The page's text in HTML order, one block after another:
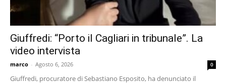
Giuffredi: “Porto il Cagliari in tribunale”. La
video intervista
marco - Agosto 6, 2026 0
Giuffredi, procuratore di Sebastiano Esposito, ha denunciato il